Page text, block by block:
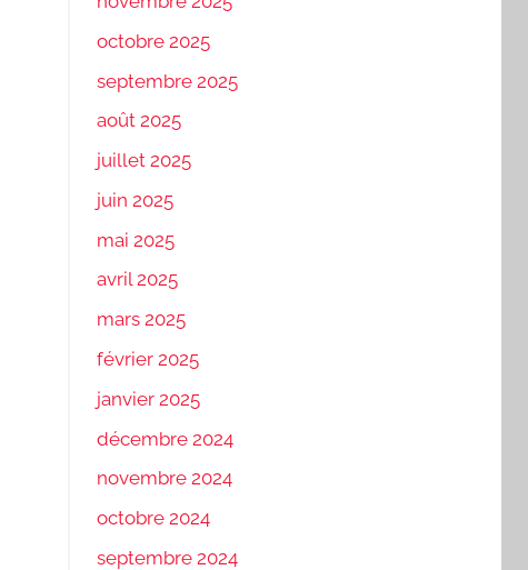
octobre 2025
septembre 2025
août 2025
juillet 2025
juin 2025
mai 2025
avril 2025
mars 2025
février 2025
janvier 2025
décembre 2024
novembre 2024
octobre 2024
septembre 2024